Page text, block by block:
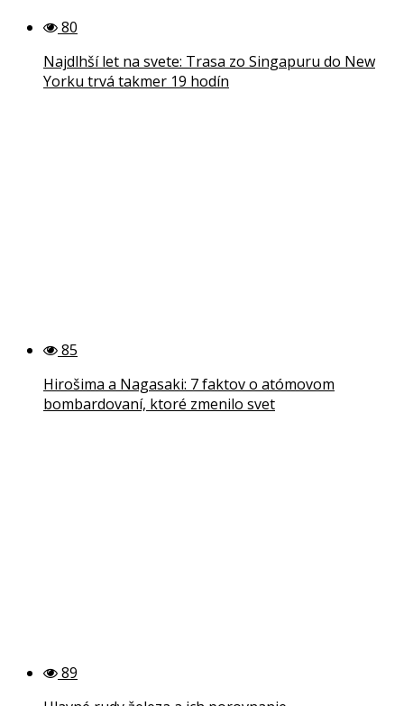
80
Najdlhší let na svete: Trasa zo Singapuru do New
Yorku trvá takmer 19 hodín
85
Hirošima a Nagasaki: 7 faktov o atómovom
bombardovaní, ktoré zmenilo svet
89